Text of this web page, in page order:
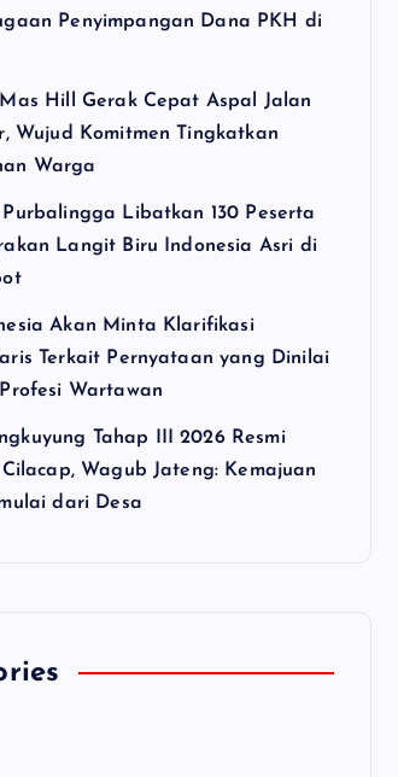
Penyimpangan Dana PKH di
Hill Gerak Cepat Aspal Jalan
Wujud Komitmen Tingkatkan
Warga
Purbalingga Libatkan 130 Peserta
Langit Biru Indonesia Asri di
Akan Minta Klarifikasi
Terkait Pernyataan yang Dinilai
Wartawan
Tahap III 2026 Resmi
Wagub Jateng: Kemajuan
dari Desa